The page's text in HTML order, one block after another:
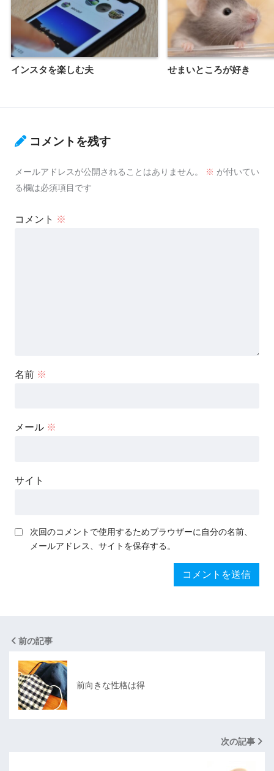
インスタを楽しむ夫 せまいところが好き
コメントを残す
メールアドレスが公開されることはありません。 ※ が付いてい
る欄は必須項目です
コメント ※
名前 ※
メール ※
サイト
次回のコメントで使用するためブラウザーに自分の名前、
メールアドレス、サイトを保存する。
前の記事
前向きな性格は得
次の記事